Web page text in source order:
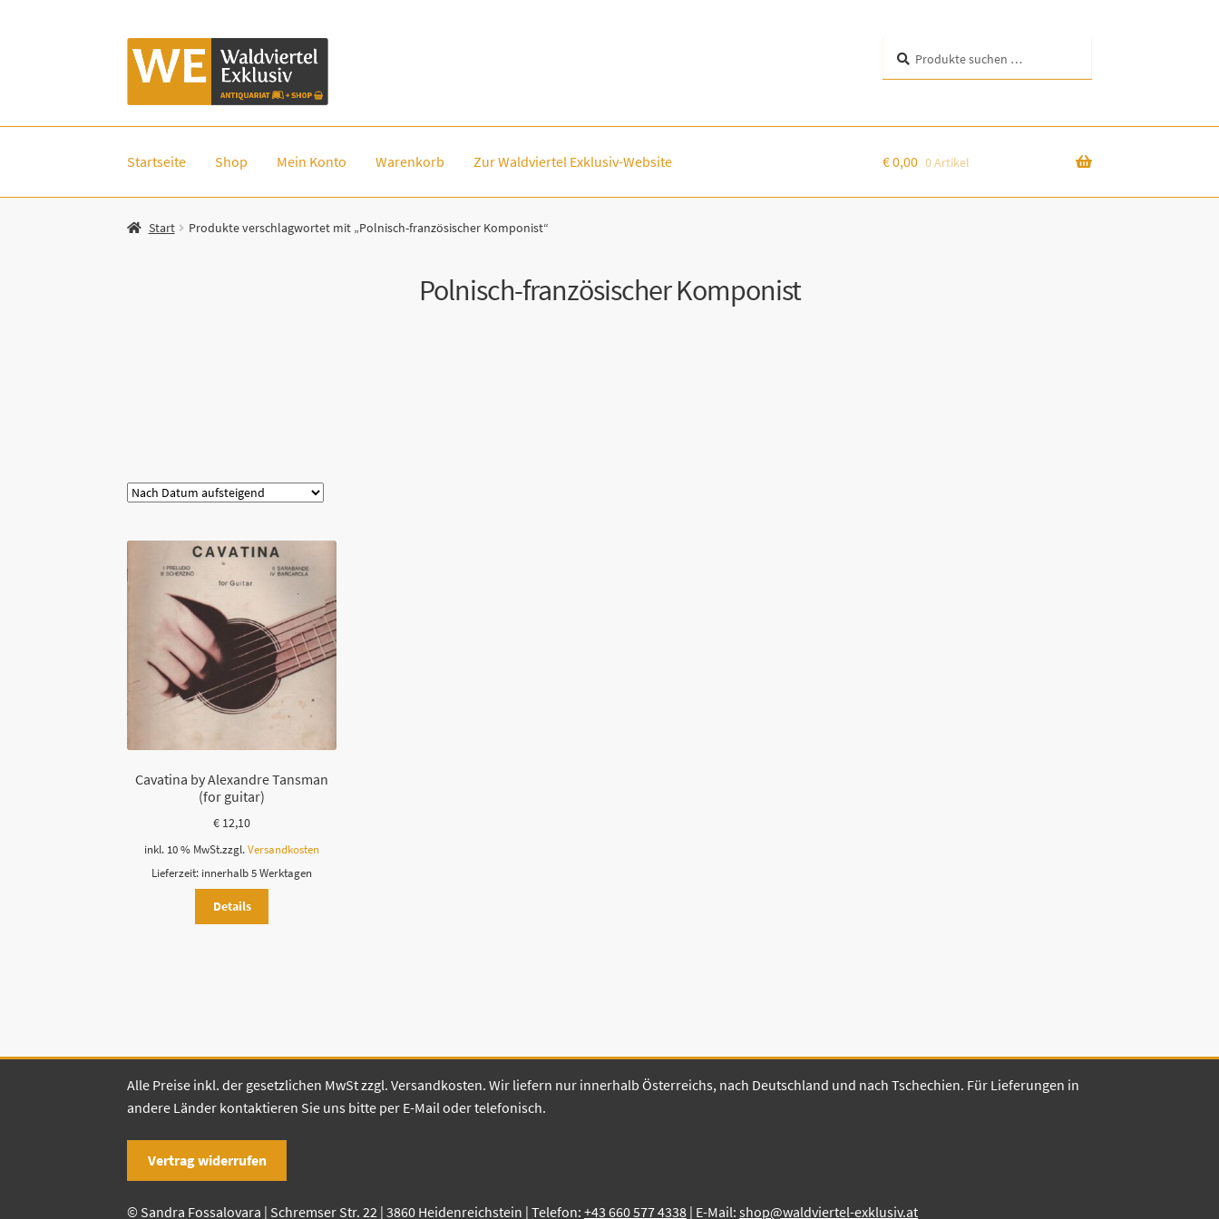
Zur
Navigation
Zum
Inhalt
nach:
Startseite Shop Mein Konto Warenkorb Zur Waldviertel Exklusiv-Website €0,00 0 Artikel
Start Produkte verschlagwortet mit „Polnisch-französischer Komponist“
Polnisch-französischer Komponist
Cavatina by Alexandre Tansman
(for guitar)
€ 12,10
inkl. 10 % MwSt.zzgl.Versandkosten
Lieferzeit: innerhalb 5 Werktagen
Details
Alle Preise inkl. der gesetzlichen MwSt zzgl. Versandkosten. Wir liefern nur innerhalb Österreichs, nach Deutschland und nach Tschechien. Für Lieferungen in
andere Länder kontaktieren Sie uns bitte per E-Mail oder telefonisch.
Vertrag widerrufen
© Sandra Fossalovara | Schremser Str. 22 | 3860 Heidenreichstein | Telefon:+43 660 577 4338 | E-Mail:shop@waldviertel-exklusiv.at